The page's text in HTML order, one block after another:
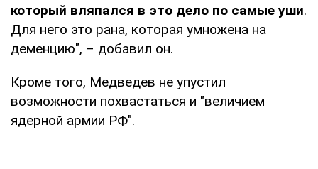
который вляпался в это дело по самые уши.
Для него это рана, которая умножена на
деменцию", – добавил он.
Кроме того, Медведев не упустил
возможности похвастаться и "величием
ядерной армии РФ".